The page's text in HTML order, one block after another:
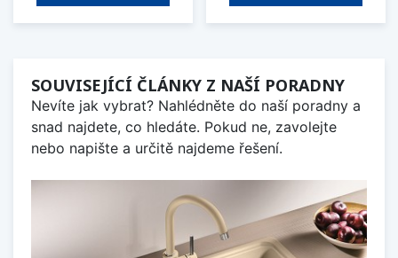
SOUVISEJÍCÍ ČLÁNKY Z NAŠÍ PORADNY
Nevíte jak vybrat? Nahlédněte do naší poradny a
snad najdete, co hledáte. Pokud ne, zavolejte
nebo napište a určitě najdeme řešení.